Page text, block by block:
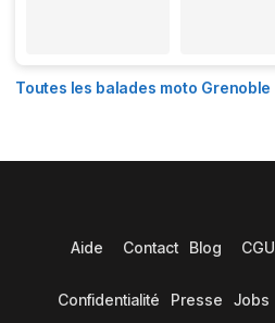
Toutes les balades moto Grenoble
Aide Contact Blog CGU
Confidentialité Presse Jobs